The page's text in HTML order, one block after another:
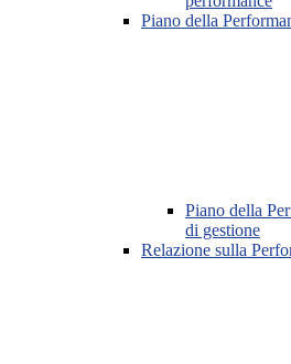
Piano della
Piano della
di gestione
Relazione sulla